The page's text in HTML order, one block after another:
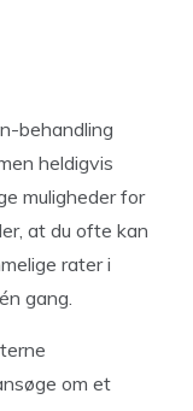
behandling
heldigvis
muligheder for
at du ofte kan
rater i
gang.
om et